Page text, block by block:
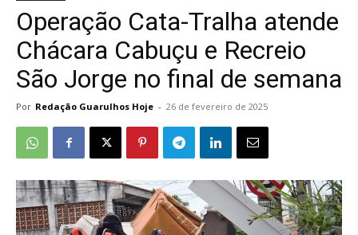
Operação Cata-Tralha atende
Chácara Cabuçu e Recreio
São Jorge no final de semana
Por Redação Guarulhos Hoje - 26 de fevereiro de 2025